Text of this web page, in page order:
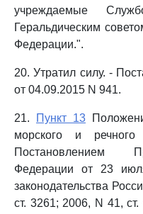
учреждаемые
Геральдическим
Федерации.".
20. Утратил силу. -
от 04.09.2015 N 941.
21. Пункт 13
морского и речного
Постановлением
Федерации от 23
законодательства
ст. 3261; 2006, N 41,